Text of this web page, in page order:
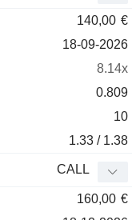
140,00 €
18-09-2026
8.14x
0.809
10
1.33 / 1.38
CALL
160,00 €